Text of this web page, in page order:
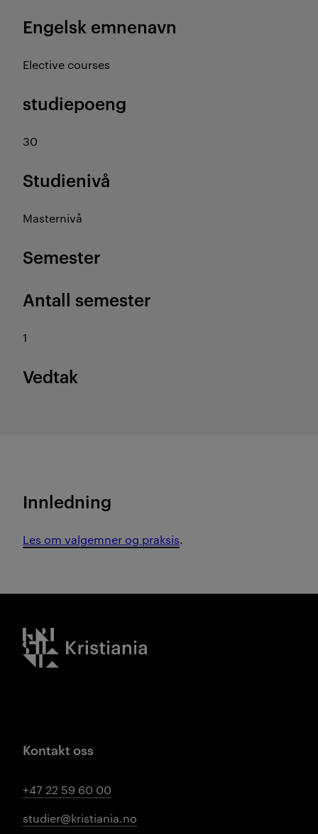
Engelsk emnenavn
Elective courses
studiepoeng
30
Studienivå
Masternivå
Semester
Antall semester
1
Vedtak
Innledning
Les om valgemner og praksis.
Kristiania logo
Kontakt oss
+47 22 59 60 00
studier@kristiania.no